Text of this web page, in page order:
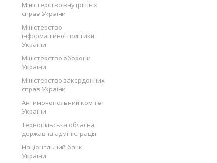
Міністерство внутрішніх
справ України
Міністерство
інформаційної політики
України
Міністерство оборони
України
Міністерство закордонних
справ України
Антимонопольний комітет
України
Тернопільська обласна
державна адміністрація
Національний банк
України